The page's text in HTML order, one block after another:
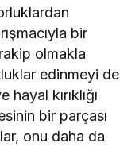
bir
olmakla
edinmeyi de
kırıklığı
bir parçası
onu daha da